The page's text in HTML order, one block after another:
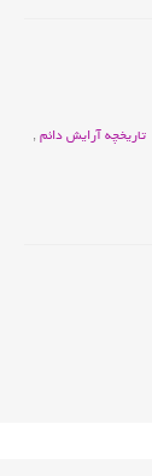
تاریخچه آرایش دائم,